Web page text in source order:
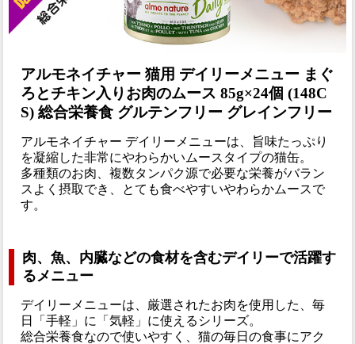
アルモネイチャー 猫用 デイリーメニュー まぐ
ろとチキン入りお肉のムース 85g×24個 (148C
S) 総合栄養食 グルテンフリー グレインフリー
アルモネイチャー デイリーメニューは、旨味たっぷり
を凝縮した非常にやわらかいムースタイプの猫缶。
多種類のお肉、複数タンパク源で必要な栄養がバラン
スよく摂取でき、とても食べやすいやわらかムースで
す。
肉、魚、内臓などの食材を含むデイリーで活躍す
るメニュー
デイリーメニューは、厳選されたお肉を使用した、毎
日「手軽」に「気軽」に使えるシリーズ。
総合栄養食なので使いやすく、猫の毎日の食事にアク